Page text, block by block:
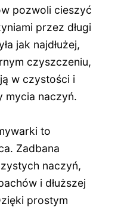
pozwoli cieszyć
przez długi
jak najdłużej,
czyszczeniu,
w czystości i
mycia naczyń.
to
Zadbana
naczyń,
i dłuższej
prostym